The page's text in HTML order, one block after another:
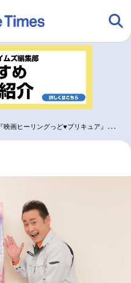
アニメ
トレンド
声優記事一覧
『映画ヒーリングっど♥プリキュア』高木 渉インタビュー